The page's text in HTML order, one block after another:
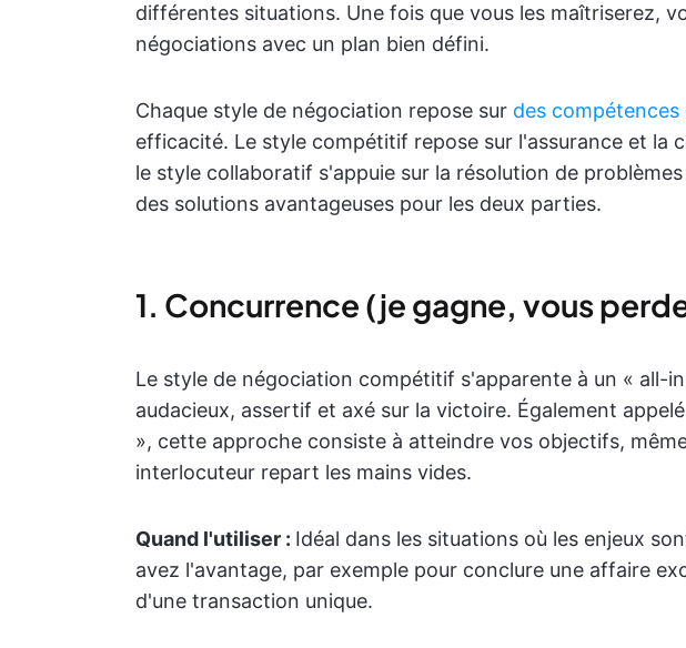
différentes situations. Une fois que vous les maîtriserez,
négociations avec un plan bien défini.
Chaque style de négociation repose sur des compétences
efficacité. Le style compétitif repose sur l'assurance et la
le style collaboratif s'appuie sur la résolution de
des solutions avantageuses pour les deux parties.
1. Concurrence (je gagne, vous
Le style de négociation compétitif s'apparente à un « all-
audacieux, assertif et axé sur la victoire. Également
», cette approche consiste à atteindre vos objectifs,
interlocuteur repart les mains vides.
Quand l'utiliser : Idéal dans les situations où les enjeux
avez l'avantage, par exemple pour conclure une affaire
d'une transaction unique.